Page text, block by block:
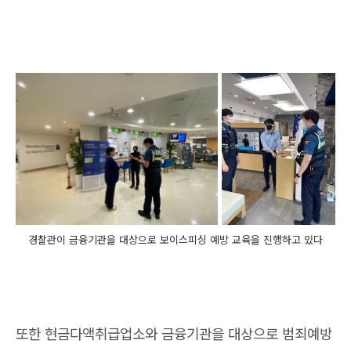
경찰관이 금융기관을 대상으로 보이스피싱 예방 교육을 진행하고 있다
또한 현금다액취급업소와 금융기관을 대상으로 범죄예방